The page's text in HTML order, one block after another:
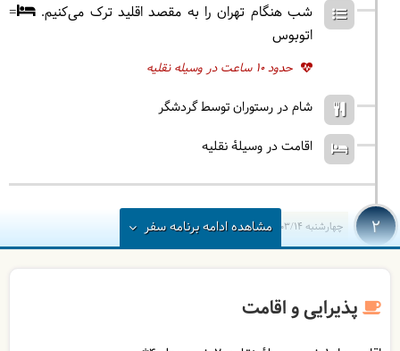
شب هنگام تهران را به مقصد اقلید ترک می‌کنیم.
=
اتوبوس
حدود 10 ساعت در وسیله نقلیه
شام در رستوران توسط گردشگر
اقامت در وسیلۀ نقلیه
2 چهارشنبه June 4, 2025 | 1404/03/14
بازدید از تنگه و آبشار براق خواهیم شد. سپس به سوی
آبشار مارگون می‌رویم. بعد از ناهار در طبیعت برای
مشاهدهادامهبرنامه سفر
پذیرایی و اقامت